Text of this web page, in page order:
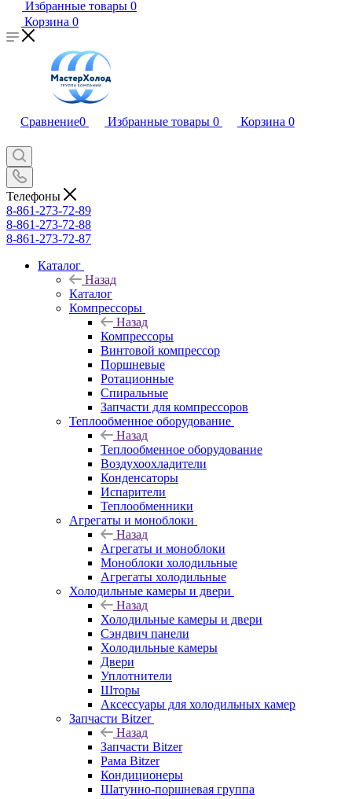
Избранные товары 0
Корзина 0
Сравнение0 Избранные товары 0 Корзина 0
Телефоны
8-861-273-72-89
8-861-273-72-88
8-861-273-72-87
Каталог
Назад
Каталог
Компрессоры
Назад
Компрессоры
Винтовой компрессор
Поршневые
Ротационные
Спиральные
Запчасти для компрессоров
Теплообменное оборудование
Назад
Теплообменное оборудование
Воздухоохладители
Конденсаторы
Испарители
Теплообменники
Агрегаты и моноблоки
Назад
Агрегаты и моноблоки
Моноблоки холодильные
Агрегаты холодильные
Холодильные камеры и двери
Назад
Холодильные камеры и двери
Сэндвич панели
Холодильные камеры
Двери
Уплотнители
Шторы
Аксессуары для холодильных камер
Запчасти Bitzer
Назад
Запчасти Bitzer
Рама Bitzer
Кондиционеры
Шатунно-поршневая группа